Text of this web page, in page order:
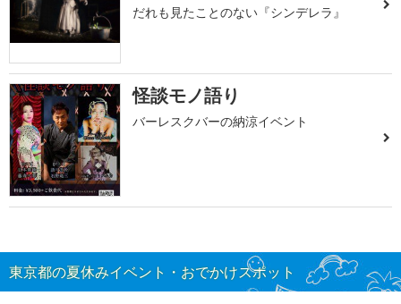
だれも見たことのない『シンデレラ』
怪談モノ語り
バーレスクバーの納涼イベント
東京都の夏休みイベント・おでかけスポット